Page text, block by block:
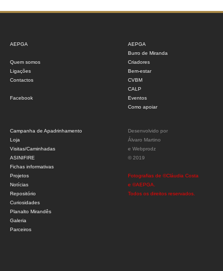
AEPGA
Quem somos
Ligações
Contactos
Facebook
AEPGA
Burro de Miranda
Criadores
Bem-estar
CVBM
CALP
Eventos
Como apoiar
Campanha de Apadrinhamento
Loja
Visitas/Caminhadas
ASINIFIRE
Fichas informativas
Projetos
Notícias
Repositório
Curiosidades
Planalto Mirandês
Galeria
Parceiros
Desenvolvido por
Álvaro Martino
e Webprodz
© 2019
Fotografias de ©Cláudia Costa
e ©AEPGA.
Todos os direitos reservados.